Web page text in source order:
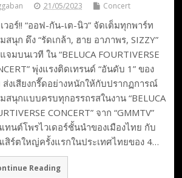
21/05/2023 Concert
วอร์!! “ออฟ-กัน-เต-นิว” จัดเต็มทุกพาร์ท
สนุก ดึง “รัดเกล้า, ฮาย อาภาพร, SIZZY”
จมบนเวที ใน “BELUCA FOURTIVERSE
พุ่งแรงติดเทรนด์ “อันดับ 1” ของ
ส่งเสียงกรี๊ดอย่างหนักให้กับปรากฏการณ์
สนุกแบบครบทุกอรรถรสในงาน “BELUCA
CONCERT” จาก “GMMTV”
ทนต์โพรไวเดอร์ชั้นนำของเมืองไทย กับ
สิร์ตใหญ่ครั้งแรกในประเทศไทยของ 4…
Reading